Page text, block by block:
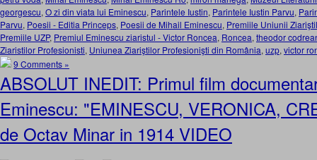
georgescu, O zi din viata lui Eminescu, Parintele Iustin, Parintele Iustin Parvu,
Parvu, Poesii - Editia Princeps, Poesii de Mihail Eminescu, Premiile Uniunii
Premiile UZP, Premiul Eminescu ziaristul - Victor Roncea, Roncea, theodor
Ziaristilor Profesionisti, Uniunea Ziariştilor Profesionişti din România, uzp, victor
9 Comments »
ABSOLUT INEDIT: Primul film
Eminescu: "EMINESCU, VERONICA,
de Octav Minar in 1914 VIDEO